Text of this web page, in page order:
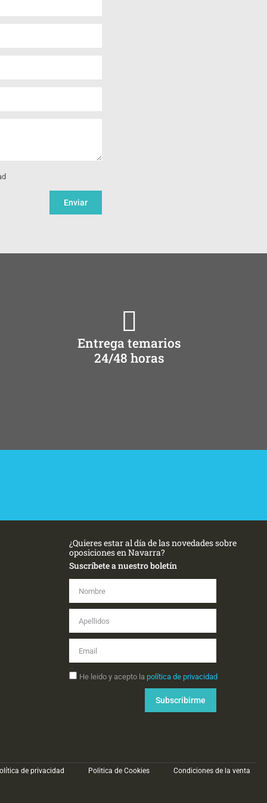
Enviar
Entrega temarios
24/48 horas
¿Quieres estar al día de las novedades sobre
oposiciones en Navarra?
Suscríbete a nuestro boletín
He leido y acepto la política de privacidad
Subscribirme
de privacidad Politica de Cookies Condiciones de la venta